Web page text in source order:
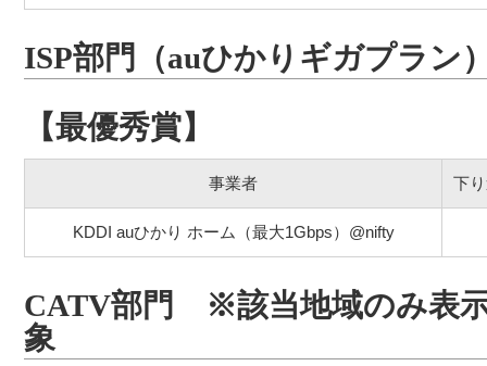
ISP部門（auひかりギガプラン
【最優秀賞】
事業者 下
KDDI auひかり ホーム（最大1Gbps）@nifty
CATV部門 ※該当地域のみ表示
象